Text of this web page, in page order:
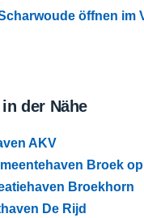
öffnen im
der Nähe
AKV
Broek
Broekhorn
De Rijd